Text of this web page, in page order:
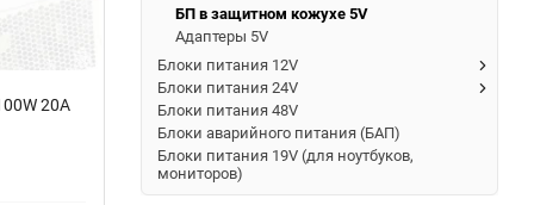
20A
БП в защитном кожухе 5V
Адаптеры 5V
Блоки питания 12V
Блоки питания 24V
Блоки питания 48V
Блоки аварийного питания (БАП)
Блоки питания 19V (для ноутбуков,
мониторов)